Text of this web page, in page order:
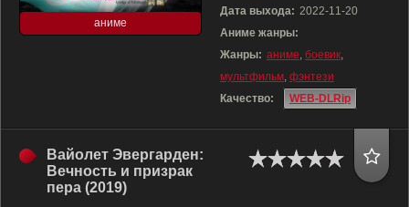
аниме
Дата выхода: 2022-11-20
Аниме жанры:
Жанры: аниме, боевик,
мультфильм, фэнтези
Качество:
WEB-DLRip
Вайолет Эвергарден:
Вечность и призрак
пера (2019)